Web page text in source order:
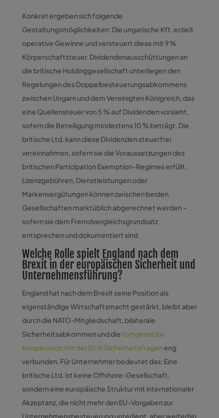
Konkret ergeben sich folgende
Gestaltungsmöglichkeiten: Die ungarische Kft. erzielt
operative Gewinne und versteuert diese mit 9 %
Körperschaftsteuer. Dividendenausschüttungen an
die britische Holdinggesellschaft unterliegen den
Regelungen des Doppelbesteuerungsabkommens
zwischen Ungarn und dem Vereinigten Königreich, das
eine Quellensteuer von 5 % auf Dividenden vorsieht,
sofern die Beteiligung mindestens 10 % beträgt. Die
britische Ltd. kann diese Dividenden steuerfrei
vereinnahmen, sofern sie die Voraussetzungen des
britischen Participation Exemption-Regimes erfüllt.
Lizenzgebühren, Dienstleistungen oder
Markenvergütungen können zwischen beiden
Gesellschaften marktüblich abgerechnet werden –
sofern sie dem Fremdvergleichsgrundsatz
entsprechen und dokumentiert sind.
Welche Rolle spielt England nach dem
Brexit in der europäischen Sicherheit und
Unternehmensführung?
England hat nach dem Brexit seine Position als
eigenständige Wirtschaftsmacht gestärkt, bleibt aber
durch die NATO-Mitgliedschaft, bilaterale
Sicherheitsabkommen und diefortgesetzte
Kooperation mit der EU in Sicherheitsfrageneng
verbunden. Für Unternehmer bedeutet das: Eine
britische Ltd. ist keine Offshore-Gesellschaft,
sondern eine europäische Struktur mit internationaler
Akzeptanz, die nicht mehr den EU-Vorgaben zur
Unternehmensbesteuerung unterliegt, aber weiterhin